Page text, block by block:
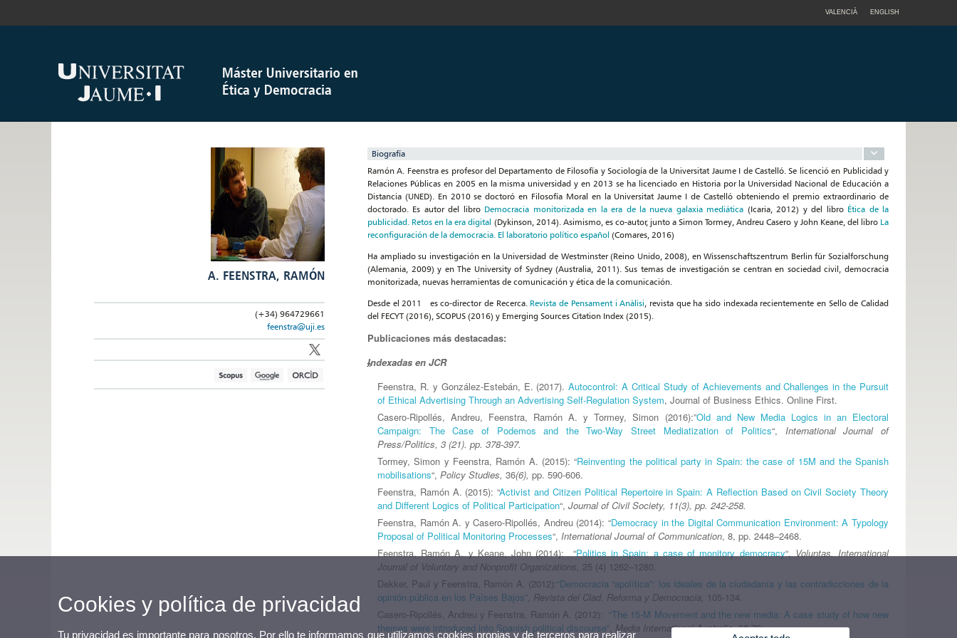
VALENCIÀ ENGLISH
A. FEENSTRA, RAMÓN
(+34) 964729661
feenstra@uji.es
Biografía
Ramón A. Feenstra es profesor del Departamento de Filosofía y Sociología de la Universitat Jaume I de Castelló. Se licenció en Publicidad y
Relaciones Públicas en 2005 en la misma universidad y en 2013 se ha licenciado en Historia por la Universidad Nacional de Educación a
Distancia (UNED). En 2010 se doctoró en Filosofía Moral en la Universitat Jaume I de Castelló obteniendo el premio extraordinario de
doctorado. Es autor del libro Democracia monitorizada en la era de la nueva galaxia mediática (Icaria, 2012) y del libro Ética de la
publicidad. Retos en la era digital (Dykinson, 2014). Asimismo, es co-autor, junto a Simon Tormey, Andreu Casero y John Keane, del libro La
reconfiguración de la democracia. El laboratorio político español (Comares, 2016)
Ha ampliado su investigación en la Universidad de Westminster (Reino Unido, 2008), en Wissenschaftszentrum Berlin für Sozialforschung
(Alemania, 2009) y en The University of Sydney (Australia, 2011). Sus temas de investigación se centran en sociedad civil, democracia
monitorizada, nuevas herramientas de comunicación y ética de la comunicación.
Desde el 2011 es co-director de Recerca. Revista de Pensament i Anàlisi, revista que ha sido indexada recientemente en Sello de Calidad
del FECYT (2016), SCOPUS (2016) y Emerging Sources Citation Index (2015).
Publicaciones más destacadas:
Indexadas en JCR
Feenstra, R. y González-Estebán, E. (2017). Autocontrol: A Critical Study of Achievements and Challenges in the Pursuit
of Ethical Advertising Through an Advertising Self-Regulation System, Journal of Business Ethics. Online First.
Casero-Ripollés, Andreu, Feenstra, Ramón A. y Tormey, Simon (2016):”Old and New Media Logics in an Electoral
Campaign: The Case of Podemos and the Two-Way Street Mediatization of Politics“,
International Journal of
Press/Politics, 3 (21). pp. 378-397.
Tormey, Simon y Feenstra, Ramón A. (2015): “Reinventing the political party in Spain: the case of 15M and the Spanish
mobilisations“, Policy Studies, 36(6), pp. 590-606.
Feenstra, Ramón A. (2015): “Activist and Citizen Political Repertoire in Spain: A Reflection Based on Civil Society Theory
and Different Logics of Political Participation“, Journal of Civil Society, 11(3), pp. 242-258.
Feenstra, Ramón A. y Casero-Ripollés, Andreu (2014): “Democracy in the Digital Communication Environment: A Typology
Proposal of Political Monitoring Processes“, International Journal of Communication, 8, pp. 2448–2468.
Feenstra, Ramón A. y Keane, John (2014): “Politics in Spain: a case of monitory democracy“,Voluntas. International
Journal of Voluntary and Nonprofit Organizations, 25 (4) 1262–1280.
Dekker, Paul y Feenstra, Ramón A. (2012):“Democracia “apolítica”: los ideales de la ciudadanía y las contradicciones de la
opinión pública en los Países Bajos”, Revista del Clad. Reforma y Democracia, 105-134.
Casero-Ripollés, Andreu y Feenstra, Ramón A. (2012): “The 15-M Movement and the new media: A case study of how new
themes were introduced into Spanish political discourse”, Media International Australia,68-76.
Cookies y política de privacidad
Tu privacidad es importante para nosotros. Por ello te informamos que utilizamos cookies propias y de terceros para realizar